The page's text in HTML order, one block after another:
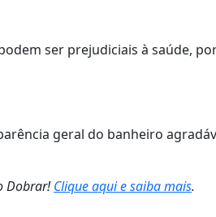
ser prejudiciais à saúde,
geral do banheiro
Dobrar!Clique aqui e saiba mais.